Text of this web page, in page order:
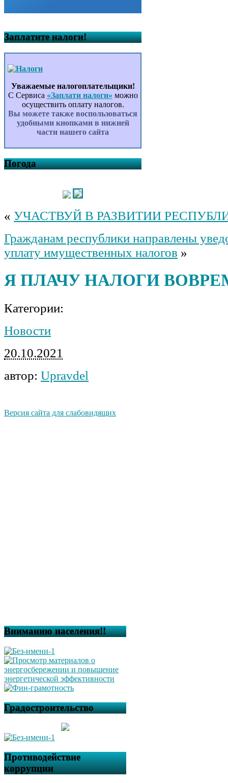
Заплатите налоги!
Уважаемые налогоплательщики!
С Сервиса «Заплати налоги» можно
осуществить оплату налогов.
Вы можете также воспользоваться
удобными кнопками в нижней
части нашего сайта
Погода
« УЧАСТВУЙ В РАЗВИТИИ
Гражданам республики направлены
уплату имущественных налогов »
Я ПЛАЧУ НАЛОГИ
Категории:
Новости
20.10.2021
автор: Upravdel
Версия сайта для слабовидящих
Вниманию населения!!
Градостроительство
Противодействие
коррупции